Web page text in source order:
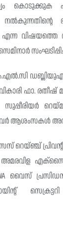
കൊടുക്കുക
വിഷയത്തെ
ഡബ്ലിയുഎ
ഫാ.
ആശംസകൾ
റെയ്ഞ്ച്
അമരവിള
വൈസ്